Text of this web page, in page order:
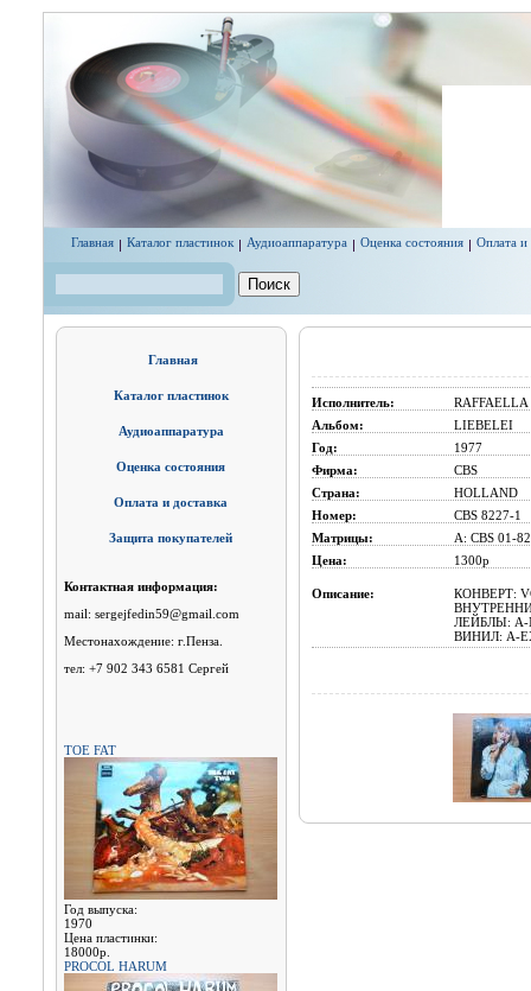
Главная Каталог пластинок Аудиоаппаратура Оценка состояния Оплата и
Главная
Каталог пластинок
Аудиоаппаратура
Оценка состояния
Оплата и доставка
Защита покупателей
Контактная информация:
mail: sergejfedin59@gmail.com
Местонахождение: г.Пенза.
тел: +7 902 343 6581 Сергей
TOE FAT
Год выпуска:
1970
Цена пластинки:
18000р.
PROCOL HARUM
Исполнитель:
RAFFAELLA
Альбом:
LIEBELEI
Год:
1977
Фирма:
CBS
Страна:
HOLLAND
Номер:
CBS 8227-1
Матрицы:
A: CBS 01-
Цена:
1300p
Описание:
КОНВЕРТ:
ЛЕЙБЛЫ: A-
ВИНИЛ: A-